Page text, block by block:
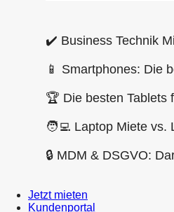
✔️ Business Technik
📱 Smartphones: Die
🏆 Die besten Tablets
🧑‍💻 Laptop Miete vs.
🔒 MDM & DSGVO:
Jetzt mieten
Kundenportal